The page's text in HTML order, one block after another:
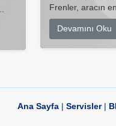
Frenler, aracın
Devamını Oku
Ana Sayfa| Servisler|